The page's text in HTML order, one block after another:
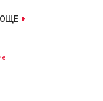
ОЩЕ